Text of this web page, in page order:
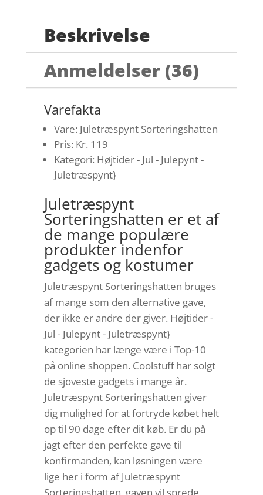
Beskrivelse
Anmeldelser (36)
Varefakta
Vare: Juletræspynt Sorteringshatten
Pris: Kr. 119
Kategori: Højtider - Jul - Julepynt -
Juletræspynt}
Juletræspynt
Sorteringshatten er et af
de mange populære
produkter indenfor
gadgets og kostumer
Juletræspynt Sorteringshatten bruges
af mange som den alternative gave,
der ikke er andre der giver. Højtider -
Jul - Julepynt - Juletræspynt}
kategorien har længe være i Top-10
på online shoppen. Coolstuff har solgt
de sjoveste gadgets i mange år.
Juletræspynt Sorteringshatten giver
dig mulighed for at fortryde købet helt
op til 90 dage efter dit køb. Er du på
jagt efter den perfekte gave til
konfirmanden, kan løsningen være
lige her i form af Juletræspynt